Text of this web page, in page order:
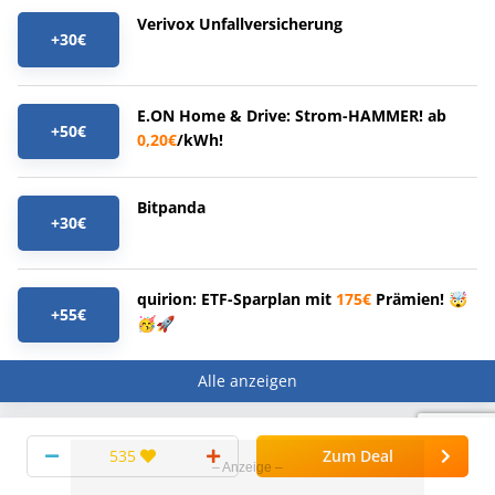
+30€
Verivox Unfallversicherung
+50€
E.ON Home & Drive: Strom-HAMMER! ab
0,20€/kWh!
+30€
Bitpanda
+55€
quirion: ETF-Sparplan mit 175€ Prämien! 🤯
🥳🚀
Alle anzeigen
Top Ratgeber Neuste Ratgeber Favoriten
535 Zum Deal